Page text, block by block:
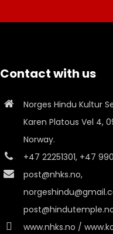
Contact with us
Norges Hindu Kultur
Karen Platous Vel 4,
Norway.
+47 22251301, +47
post@nhks.no,
www.nhks.no /